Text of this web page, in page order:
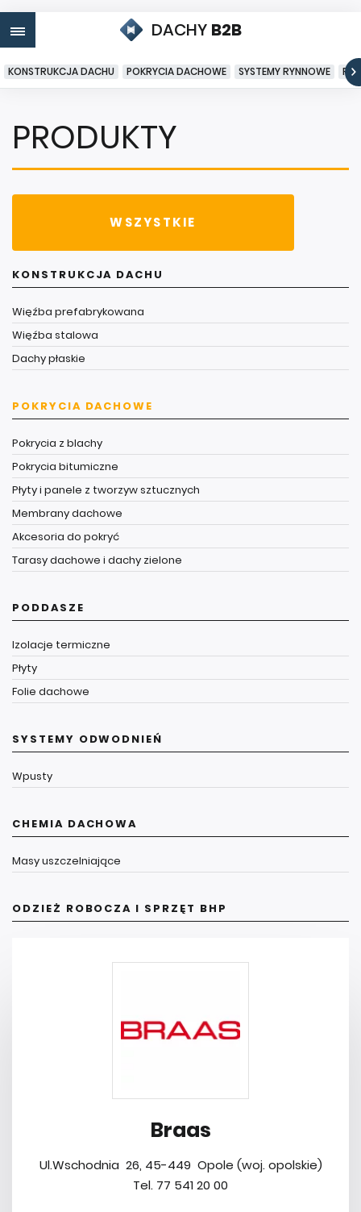
DACHY B2B
KONSTRUKCJA DACHU POKRYCIA DACHOWE SYSTEMY RYNNOWE
PRODUKTY
WSZYSTKIE
KONSTRUKCJA DACHU
Więźba prefabrykowana
Więźba stalowa
Dachy płaskie
POKRYCIA DACHOWE
Pokrycia z blachy
Pokrycia bitumiczne
Płyty i panele z tworzyw sztucznych
Membrany dachowe
Akcesoria do pokryć
Tarasy dachowe i dachy zielone
PODDASZE
Izolacje termiczne
Płyty
Folie dachowe
SYSTEMY ODWODNIEŃ
Wpusty
CHEMIA DACHOWA
Masy uszczelniające
ODZIEŻ ROBOCZA I SPRZĘT BHP
Braas
Ul.Wschodnia 26, 45-449 Opole (woj. opolskie)
Tel. 77 541 20 00